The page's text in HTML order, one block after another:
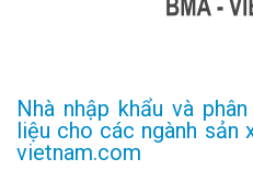
Nhà nhập khẩu và
liệu cho các ngành sản
vietnam.com